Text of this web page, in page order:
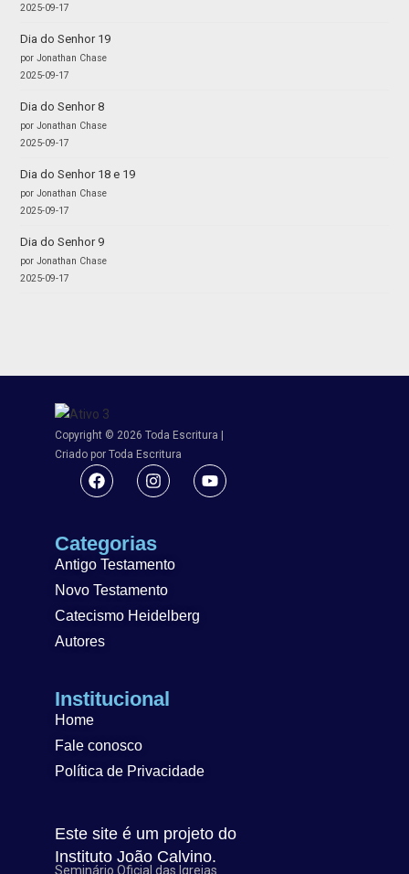
2025-09-17
Dia do Senhor 19
por Jonathan Chase
2025-09-17
Dia do Senhor 8
por Jonathan Chase
2025-09-17
Dia do Senhor 18 e 19
por Jonathan Chase
2025-09-17
Dia do Senhor 9
por Jonathan Chase
2025-09-17
Copyright © 2026 Toda Escritura |
Criado por Toda Escritura
Categorias
Antigo Testamento
Novo Testamento
Catecismo Heidelberg
Autores
Institucional
Home
Fale conosco
Política de Privacidade
Este site é um projeto do
Instituto João Calvino.
Seminário Oficial das Igrejas